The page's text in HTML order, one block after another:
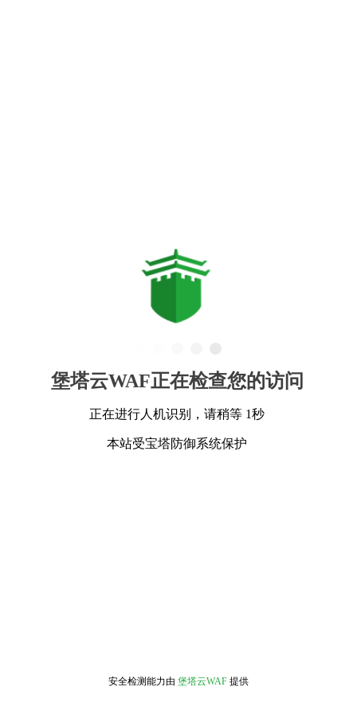
堡塔云WAF正在检查您的访问
正在进行人机识别，请稍等 1秒
本站受宝塔防御系统保护
安全检测能力由 堡塔云WAF 提供